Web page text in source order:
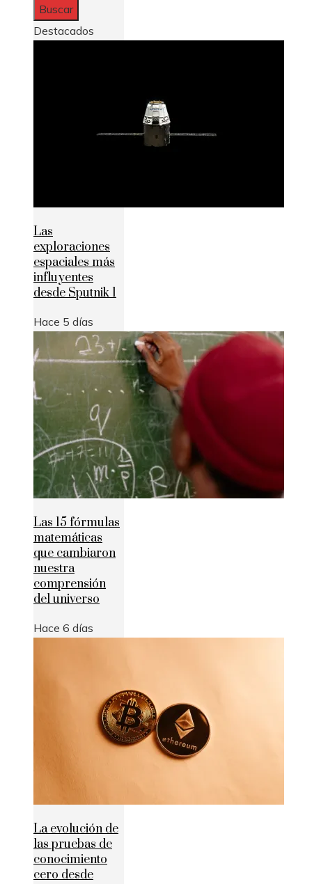
Destacados
Las
exploraciones
espaciales más
influyentes
desde Sputnik 1
Hace 5 días
Las 15 fórmulas
matemáticas
que cambiaron
nuestra
comprensión
del universo
Hace 6 días
La evolución de
las pruebas de
conocimiento
cero desde